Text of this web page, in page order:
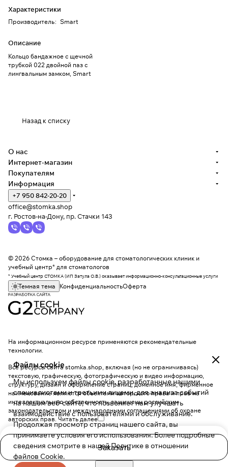
Характеристики
Производитель: Smart
Описание
Кольцо бандажное с щечной
трубкой 022 двойной паз с
лингвальным замком, Smart
Назад к списку
Заказать
Файлы cookie
Мы используем файлы cookie, разработанные нашими
специалистами и третьими лицами, для анализа событий
на нашем веб-сайте, что позволяет нам улучшать
взаимодействие с пользователями и обслуживание.
Продолжая просмотр страниц нашего сайта, вы
принимаете условия его использования. Более подробные
сведения смотрите в нашейПолитике в отношении
файлов Cookie.
О нас
Интернет-магазин
Покупателям
Информация
+7 950 842-20-20
office@stomka.shop
г. Ростов-на-Дону, пр. Стачки 143
© 2026 Стомка – оборудование для стоматологических клиник и
учебный центр* для стоматологов
* Учебный центр СТОМКА (ИП Затула О.В.) оказывает информационно-консультационные услуги
Темная тема КонфиденциальностьОферта
На информационном ресурсе применяются рекомендательные
технологии.
Все ресурсы сайта stomka.shop, включая (но не ограничиваясь)
текстовую, графическую, фотографическую и видео информацию,
структуру, дизайн и оформление страниц, доменное имя, фирменное
наименование являются объектами авторского права и прав на
интеллектуальную собственность, защищены российским
законодательством и международными соглашениями об охране
авторских прав. Читать далее